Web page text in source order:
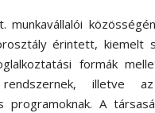
munkavállalói
érintett, kiemelt
formák
illetve
programoknak. A